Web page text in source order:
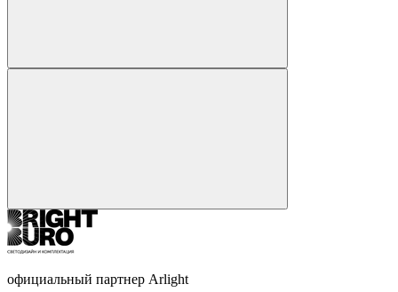
официальный партнер Arlight